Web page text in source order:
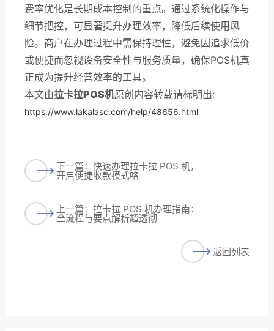
费率优化是长期成本控制的重点。通过系统化操作与
细节把控，可显著提升办理效率，降低后续使用风
险。商户在办理过程中需保持理性，避免因追求低价
或便捷而忽视设备安全性与服务质量，确保POS机真
正成为提升经营效率的工具。
本文由拉卡拉POS机原创内容转载请标明出:
https://www.lakalasc.com/help/48656.html
下一篇：快速办理拉卡拉 POS 机，
开启便捷收款模式咯
上一篇：拉卡拉 POS 机办理指南：
全流程与要点解析超透彻
返回列表